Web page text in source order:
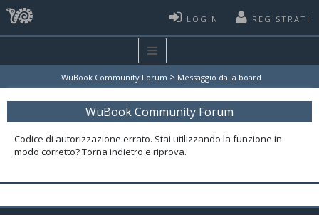
LOGIN REGISTRATI
WuBook Community Forum > Messaggio dalla board
WuBook Community Forum
Codice di autorizzazione errato. Stai utilizzando la funzione in
modo corretto? Torna indietro e riprova.